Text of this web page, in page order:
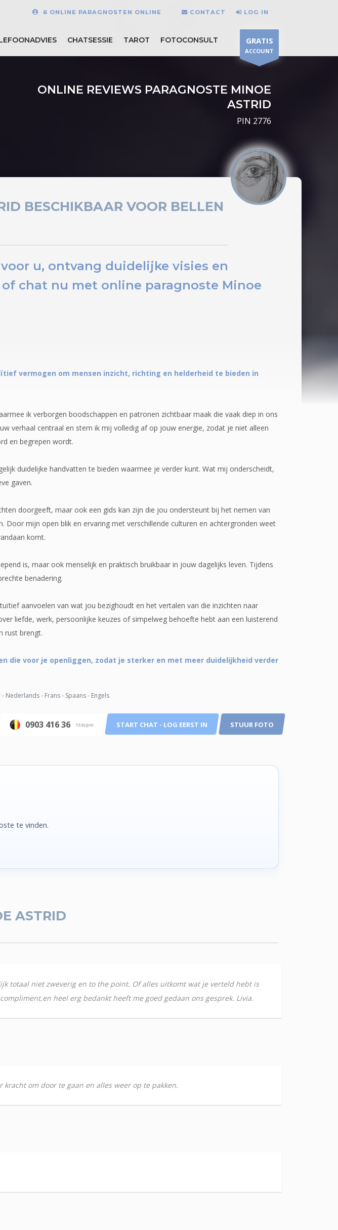
6 ONLINE PARAGNOSTEN ONLINE CONTACT LOG IN
CHATSESSIE TAROT FOTOCONSULT GRATIS
ACCOUNT
ONLINE REVIEWS PARAGNOSTE MINOE
ASTRID
PIN 2776
BESCHIKBAAR VOOR BELLEN
u, ontvang duidelijke visies en
of chat nu met online paragnoste Minoe
vermogen om mensen inzicht, richting en helderheid te bieden in
ik verborgen boodschappen en patronen zichtbaar maak die vaak diep in ons
verhaal centraal en stem ik mij volledig af op jouw energie, zodat je niet alleen
en begrepen wordt.
duidelijke handvatten te bieden waarmee je verder kunt. Wat mij onderscheidt,
gaven.
doorgeeft, maar ook een gids kan zijn die jou ondersteunt bij het nemen van
Door mijn open blik en ervaring met verschillende culturen en achtergronden weet
komt.
is, maar ook menselijk en praktisch bruikbaar in jouw dagelijks leven. Tijdens
benadering.
aanvoelen van wat jou bezighoudt en het vertalen van die inzichten naar
liefde, werk, persoonlijke keuzes of simpelweg behoefte hebt aan een luisterend
rust brengt.
die voor je openliggen, zodat je sterker en met meer duidelijkheid verder
- Frans - Spaans - Engels
0903 416 36 150cpm START CHAT - LOG EERST IN STUUR FOTO
te vinden.
ASTRID
totaal niet zweverig en to the point. Of alles uitkomt wat je verteld hebt is
heel erg bedankt heeft me goed gedaan ons gesprek. Livia.
om door te gaan en alles weer op te pakken.